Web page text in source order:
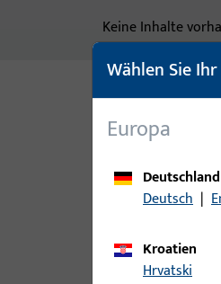
Keine Inhalte
Varianten
Artikel
B-
Wählen Sie
Europa
Deutschland
Deutsch |
Kroatien
Hrvatski